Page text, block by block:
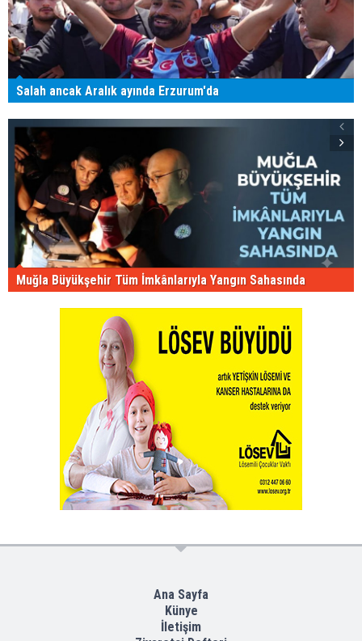
Salah ancak Aralık ayında Erzurum'da
Muğla Büyükşehir Tüm İmkânlarıyla Yangın Sahasında
Ana Sayfa
Künye
İletişim